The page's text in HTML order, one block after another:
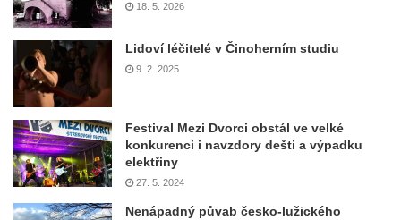
18. 5. 2026
Lidoví léčitelé v Činoherním studiu
9. 2. 2025
Festival Mezi Dvorci obstál ve velké
konkurenci i navzdory dešti a výpadku
elektřiny
27. 5. 2024
Nenápadný půvab česko-lužického